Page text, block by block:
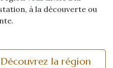
à la découverte ou
Découvrez la région